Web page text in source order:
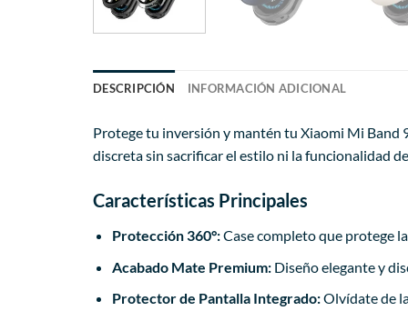
DESCRIPCIÓN INFORMACIÓN ADICIONAL
Protege tu inversión y mantén tu Xiaomi Mi Band
discreta sin sacrificar el estilo ni la funcionalidad
Características Principales
Protección 360°:Case completo que protege
Acabado Mate Premium:Diseño elegante y
Protector de Pantalla Integrado:Olvídate de